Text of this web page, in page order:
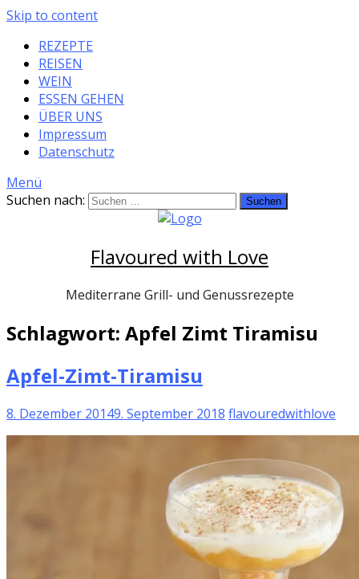
Skip to content
REZEPTE
REISEN
WEIN
ESSEN GEHEN
ÜBER UNS
Impressum
Datenschutz
Menü
Suchen nach:
Flavoured with Love
Mediterrane Grill- und Genussrezepte
Schlagwort: Apfel Zimt Tiramisu
Apfel-Zimt-Tiramisu
8. Dezember 20149. September 2018 flavouredwithlove